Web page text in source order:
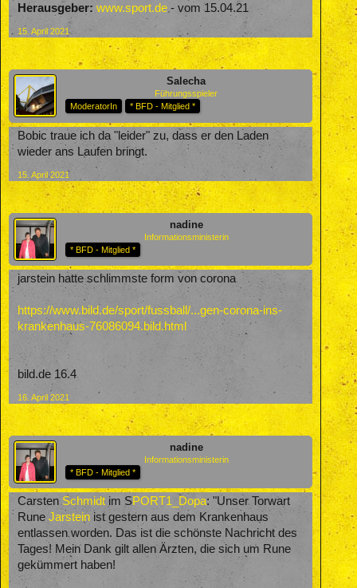
Herausgeber: www.sport.de - vom 15.04.21
15. April 2021
Salecha
Führungsspieler
ModeratorIn
* BFD - Mitglied *
Bobic traue ich da "leider" zu, dass er den Laden
wieder ans Laufen bringt.
15. April 2021
nadine
Informationsministerin
* BFD - Mitglied *
jarstein hatte schlimmste form von corona
https://www.bild.de/sport/fussball/...gen-corona-ins-
krankenhaus-76086094.bild.html
bild.de 16.4
16. April 2021
nadine
Informationsministerin
* BFD - Mitglied *
Carsten Schmidt im SPORT1_Dopa: "Unser Torwart
Rune Jarstein ist gestern aus dem Krankenhaus
entlassen worden. Das ist die schönste Nachricht des
Tages! Mein Dank gilt allen Ärzten, die sich um Rune
gekümmert haben!